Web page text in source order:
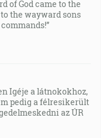
of God came to the
the wayward sons
Igéje a látnokokhoz,
pedig a félresikerült
az ÚR